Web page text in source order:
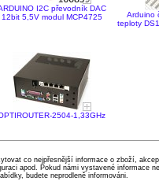
I2C převodník DAC
12bit 5,5V modul MCP4725
Arduino
teploty
2504-1,33GHz
co nejpřesnější informace o zboží,
apod. Pokud námi vystavené informace
budete neprodleně informováni.